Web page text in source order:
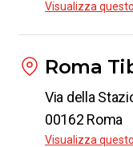
Visualizza
Roma
Via della
00162 Roma
Visualizza